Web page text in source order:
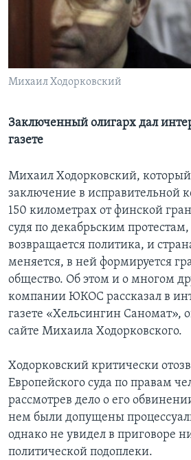
Learning English
СОЦИАЛЬНЫЕ СЕТИ
Языки
Михаил Ходорковский
Заключенный олигарх дал
газете
Михаил Ходорковский, который
заключение в исправительной
150 километрах от финской
судя по декабрьским
возвращается политика, и
меняется, в ней формируется
общество. Об этом и о многом
компании ЮКОС рассказал в
газете «Хельсингин Саномат»,
сайте Михаила Ходорковского.
Ходорковский критически
Европейского суда по правам
рассмотрев дело о его
нем были допущены
однако не увидел в приговоре
политической подоплеки.